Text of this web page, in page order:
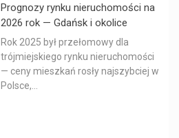
Prognozy rynku nieruchomości na
2026 rok — Gdańsk i okolice
Rok 2025 był przełomowy dla
trójmiejskiego rynku nieruchomości
— ceny mieszkań rosły najszybciej w
Polsce,...